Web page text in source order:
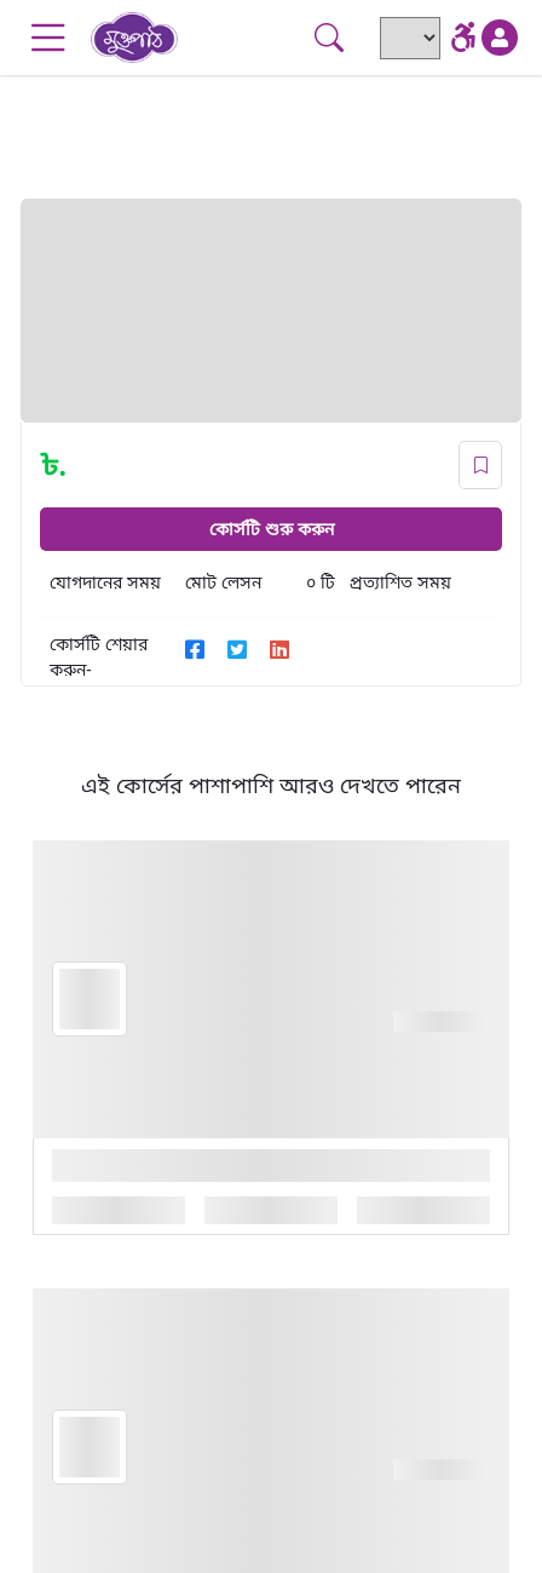
Skip to main content Go to accessibility menu
৳.
কোর্সটি শুরু করুন
যোগদানের সময় মোট লেসন ০ টি প্রত্যাশিত সময়
কোর্সটি শেয়ার
করুন-
এই কোর্সের পাশাপাশি আরও দেখতে পারেন